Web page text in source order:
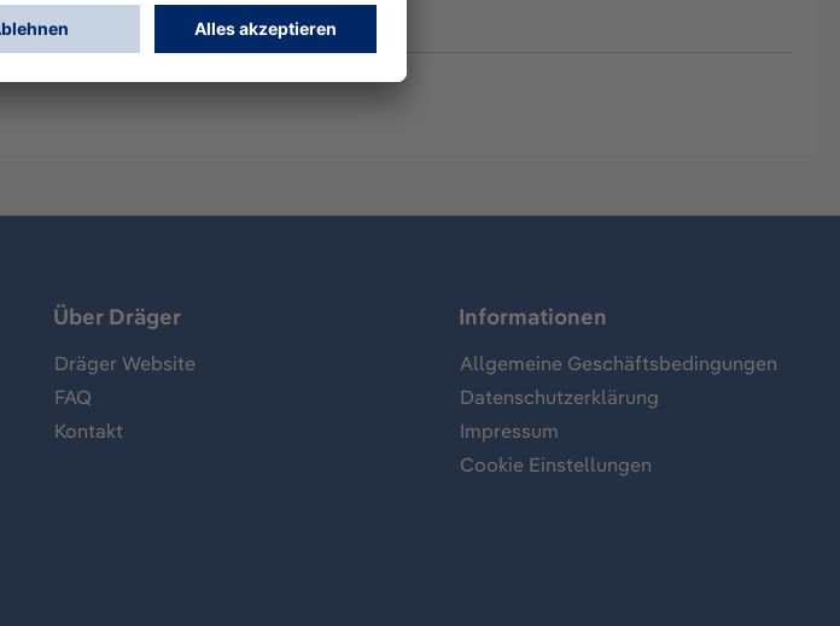
Über Dräger
Dräger Website
FAQ
Kontakt
Informationen
Allgemeine Geschäftsbedingungen
Datenschutzerklärung
Impressum
Cookie Einstellungen